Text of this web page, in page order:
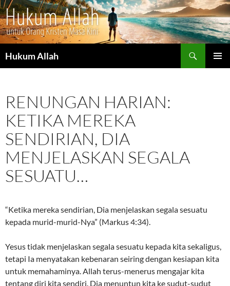
Hukum Allah
RENUNGAN HARIAN:
KETIKA MEREKA
SENDIRIAN, DIA
MENJELASKAN SEGALA
SESUATU…
“Ketika mereka sendirian, Dia menjelaskan segala sesuatu
kepada murid-murid-Nya” (Markus 4:34).
Yesus tidak menjelaskan segala sesuatu kepada kita sekaligus,
tetapi Ia menyatakan kebenaran seiring dengan kesiapan kita
untuk memahaminya. Allah terus-menerus mengajar kita
tentang diri kita sendiri. Dia menuntun kita ke sudut-sudut